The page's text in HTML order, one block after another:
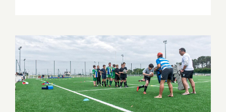
Skrank : les M12 vice-champion de
Bretagne